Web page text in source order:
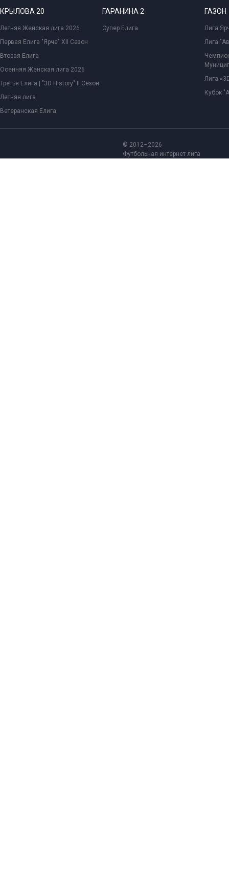
КРЫЛОВА 20
Летняя Женская лига 2026
Первая Елига "Ярче" XII Сезон
Вторая Елига
Осенняя Женская лига 2026
Третья Елига | "3D History" II Сезон
Летняя лига
Ветеранская Елига
ГАРАНИНА 2
Супер Елига
ГАЗОН
Лига
Лига
Лига
Кубок
© 2012–2026
Футбольная интернет лига